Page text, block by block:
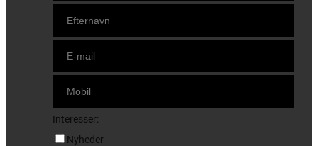
Interesser:
Nyheder